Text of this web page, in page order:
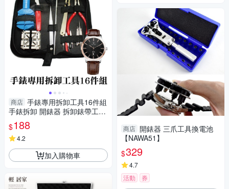
商店 手錶專用拆卸工具16件組
手錶拆卸 開錶器 拆卸錶帶工具
拆錶帶器 修錶 錶帶調節-輕居
家8096
$188
4.2
加入購物車
商店 開錶器 三爪工具換電池
【NAWA51】
$329
4.7
活動
券